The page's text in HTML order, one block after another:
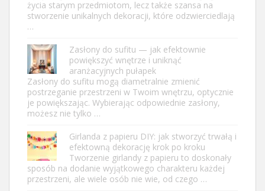
życia starym przedmiotom, lecz także szansa na
stworzenie unikalnych dekoracji, które odzwierciedlają
…
Zasłony do sufitu — jak efektownie
powiększyć wnętrze i uniknąć
aranżacyjnych pułapek
Zasłony do sufitu mogą diametralnie zmienić
postrzeganie przestrzeni w Twoim wnętrzu, optycznie
je powiększając. Wybierając odpowiednie zasłony,
możesz nie tylko …
Girlanda z papieru DIY: jak stworzyć trwałą i
efektowną dekorację krok po kroku
Tworzenie girlandy z papieru to doskonały
sposób na dodanie wyjątkowego charakteru każdej
przestrzeni, ale wiele osób nie wie, od czego …